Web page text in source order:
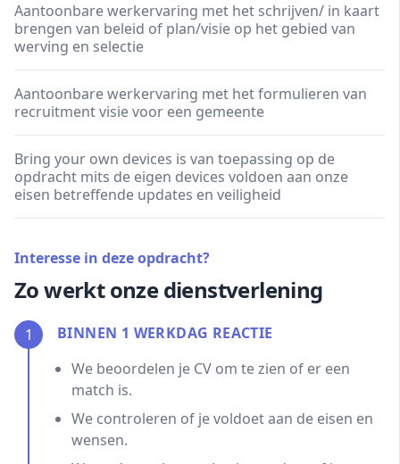
Aantoonbare werkervaring met het schrijven/ in kaart
brengen van beleid of plan/visie op het gebied van
werving en selectie
Aantoonbare werkervaring met het formulieren van
recruitment visie voor een gemeente
Bring your own devices is van toepassing op de
opdracht mits de eigen devices voldoen aan onze
eisen betreffende updates en veiligheid
Interesse in deze opdracht?
Zo werkt onze dienstverlening
1
BINNEN 1 WERKDAG REACTIE
We beoordelen je CV om te zien of er een
match is.
We controleren of je voldoet aan de eisen en
wensen.